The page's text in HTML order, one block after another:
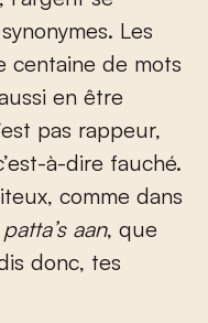
Les
centaine de mots
en être
pas rappeur,
à-dire fauché.
comme dans
aan, que
donc, tes